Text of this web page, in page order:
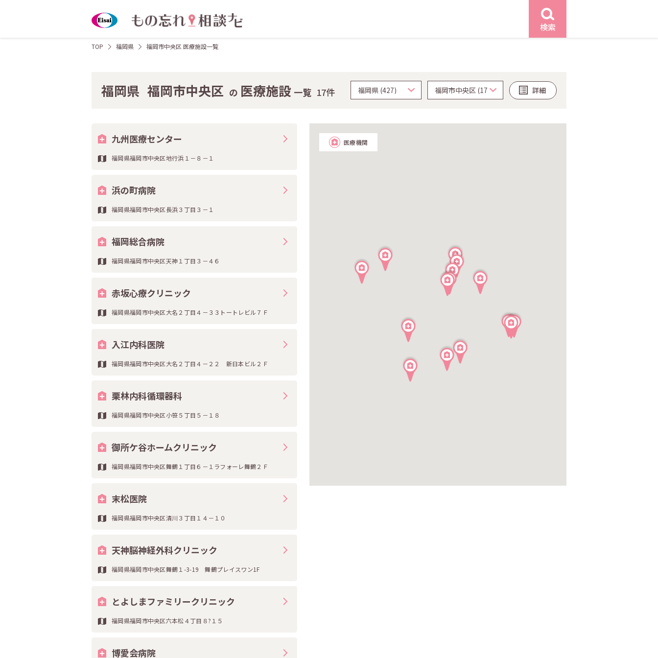
検索
TOP 福岡県 福岡市中央区 医療施設一覧
福岡県 福岡市中央区 の 医療施設 一覧 17件 詳細
九州医療センター
福岡県福岡市中央区地行浜１－８－１
浜の町病院
福岡県福岡市中央区長浜３丁目３－１
福岡総合病院
福岡県福岡市中央区天神１丁目３－４６
赤坂心療クリニック
福岡県福岡市中央区大名２丁目４－３３トートレビル７Ｆ
入江内科医院
福岡県福岡市中央区大名２丁目４－２２ 新日本ビル２Ｆ
栗林内科循環器科
福岡県福岡市中央区小笹５丁目５－１８
御所ケ谷ホームクリニック
福岡県福岡市中央区舞鶴１丁目６－１ラフォーレ舞鶴２Ｆ
末松医院
福岡県福岡市中央区清川３丁目１４－１０
天神脳神経外科クリニック
福岡県福岡市中央区舞鶴１-3-19 舞鶴プレイスワン1F
とよしまファミリークリニック
福岡県福岡市中央区六本松４丁目８?１５
博愛会病院
医療機関